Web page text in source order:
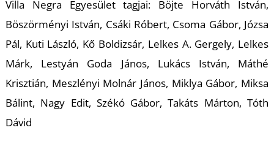
Villa Negra Egyesület tagjai: Böjte Horváth István,
Böszörményi István, Csáki Róbert, Csoma Gábor, Józsa
Pál, Kuti László, Kő Boldizsár, Lelkes A. Gergely, Lelkes
Márk, Lestyán Goda János, Lukács István, Máthé
Krisztián, Meszlényi Molnár János, Miklya Gábor, Miksa
Bálint, Nagy Edit, Székó Gábor, Takáts Márton, Tóth
Dávid